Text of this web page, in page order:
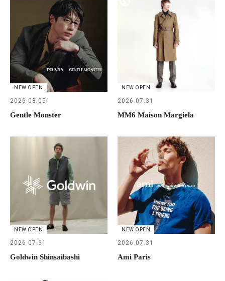
NEW OPEN
2026.08.05
Gentle Monster
NEW OPEN
2026.07.31
MM6 Maison Margiela
NEW OPEN
2026.07.31
Goldwin Shinsaibashi
NEW OPEN
2026.07.31
Ami Paris